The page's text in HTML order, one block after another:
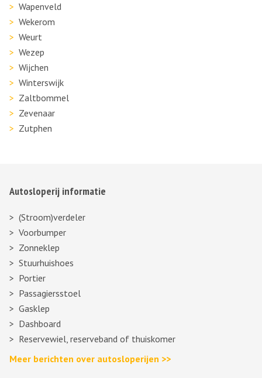
Wapenveld
Wekerom
Weurt
Wezep
Wijchen
Winterswijk
Zaltbommel
Zevenaar
Zutphen
Autosloperij informatie
(Stroom)verdeler
Voorbumper
Zonneklep
Stuurhuishoes
Portier
Passagiersstoel
Gasklep
Dashboard
Reservewiel, reserveband of thuiskomer
Meer berichten over autosloperijen >>